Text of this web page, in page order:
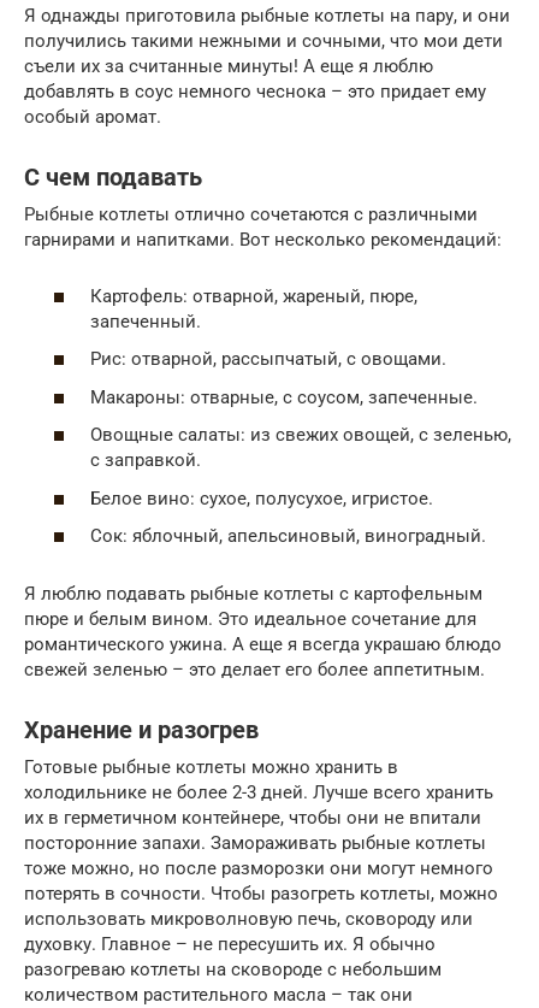
Я однажды приготовила рыбные котлеты на пару, и они
получились такими нежными и сочными, что мои дети
съели их за считанные минуты! А еще я люблю
добавлять в соус немного чеснока – это придает ему
особый аромат.
С чем подавать
Рыбные котлеты отлично сочетаются с различными
гарнирами и напитками. Вот несколько рекомендаций:
Картофель: отварной, жареный, пюре,
запеченный.
Рис: отварной, рассыпчатый, с овощами.
Макароны: отварные, с соусом, запеченные.
Овощные салаты: из свежих овощей, с зеленью,
с заправкой.
Белое вино: сухое, полусухое, игристое.
Сок: яблочный, апельсиновый, виноградный.
Я люблю подавать рыбные котлеты с картофельным
пюре и белым вином. Это идеальное сочетание для
романтического ужина. А еще я всегда украшаю блюдо
свежей зеленью – это делает его более аппетитным.
Хранение и разогрев
Готовые рыбные котлеты можно хранить в
холодильнике не более 2-3 дней. Лучше всего хранить
их в герметичном контейнере, чтобы они не впитали
посторонние запахи. Замораживать рыбные котлеты
тоже можно, но после разморозки они могут немного
потерять в сочности. Чтобы разогреть котлеты, можно
использовать микроволновую печь, сковороду или
духовку. Главное – не пересушить их. Я обычно
разогреваю котлеты на сковороде с небольшим
количеством растительного масла – так они